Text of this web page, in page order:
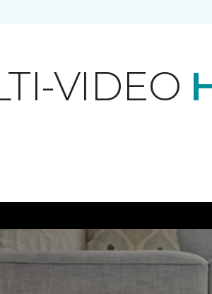
VIDEO